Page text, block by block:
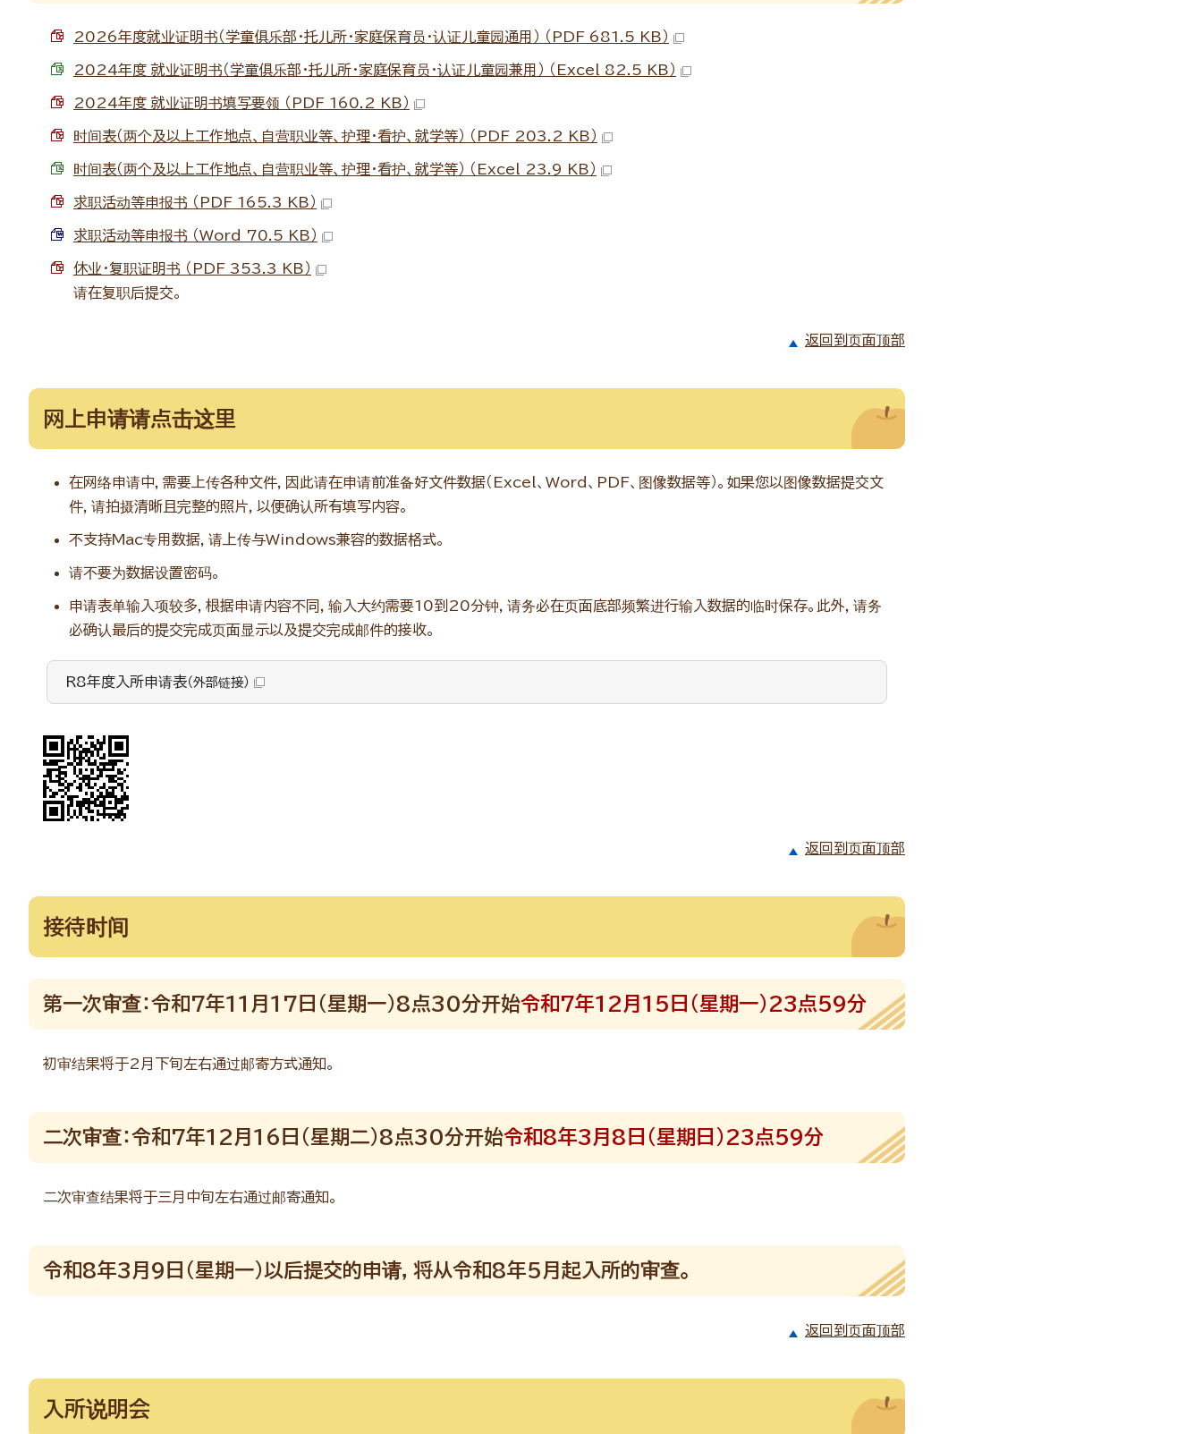
2026年度就业证明书（学童俱乐部・托儿所・家庭保育员・认证儿童园通用） （PDF 681.5 KB）
2024年度 就业证明书（学童俱乐部・托儿所・家庭保育员・认证儿童园兼用） （Excel 82.5 KB）
2024年度 就业证明书填写要领 （PDF 160.2 KB）
时间表（两个及以上工作地点、自营职业等、护理・看护、就学等） （PDF 203.2 KB）
时间表（两个及以上工作地点、自营职业等、护理・看护、就学等） （Excel 23.9 KB）
求职活动等申报书 （PDF 165.3 KB）
求职活动等申报书 （Word 70.5 KB）
休业・复职证明书 （PDF 353.3 KB）
请在复职后提交。
返回到页面顶部
网上申请请点击这里
在网络申请中，需要上传各种文件，因此请在申请前准备好文件数据（Excel、Word、PDF、图像数据等）。如果您以图像数据提交文
件，请拍摄清晰且完整的照片，以便确认所有填写内容。
不支持Mac专用数据，请上传与Windows兼容的数据格式。
请不要为数据设置密码。
申请表单输入项较多，根据申请内容不同，输入大约需要10到20分钟，请务必在页面底部频繁进行输入数据的临时保存。此外，请务
必确认最后的提交完成页面显示以及提交完成邮件的接收。
R8年度入所申请表（外部链接）
返回到页面顶部
接待时间
第一次审查：令和7年11月17日（星期一）8点30分开始令和7年12月15日（星期一）23点59分
初审结果将于2月下旬左右通过邮寄方式通知。
二次审查：令和7年12月16日（星期二）8点30分开始令和8年3月8日（星期日）23点59分
二次审查结果将于三月中旬左右通过邮寄通知。
令和8年3月9日（星期一）以后提交的申请，将从令和8年5月起入所的审查。
返回到页面顶部
入所说明会